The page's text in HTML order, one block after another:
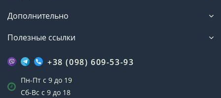
Дополнительно
Полезные ссылки
+38 (098) 609-53-93
Пн-Пт с 9 до 19
Сб-Вс с 9 до 18